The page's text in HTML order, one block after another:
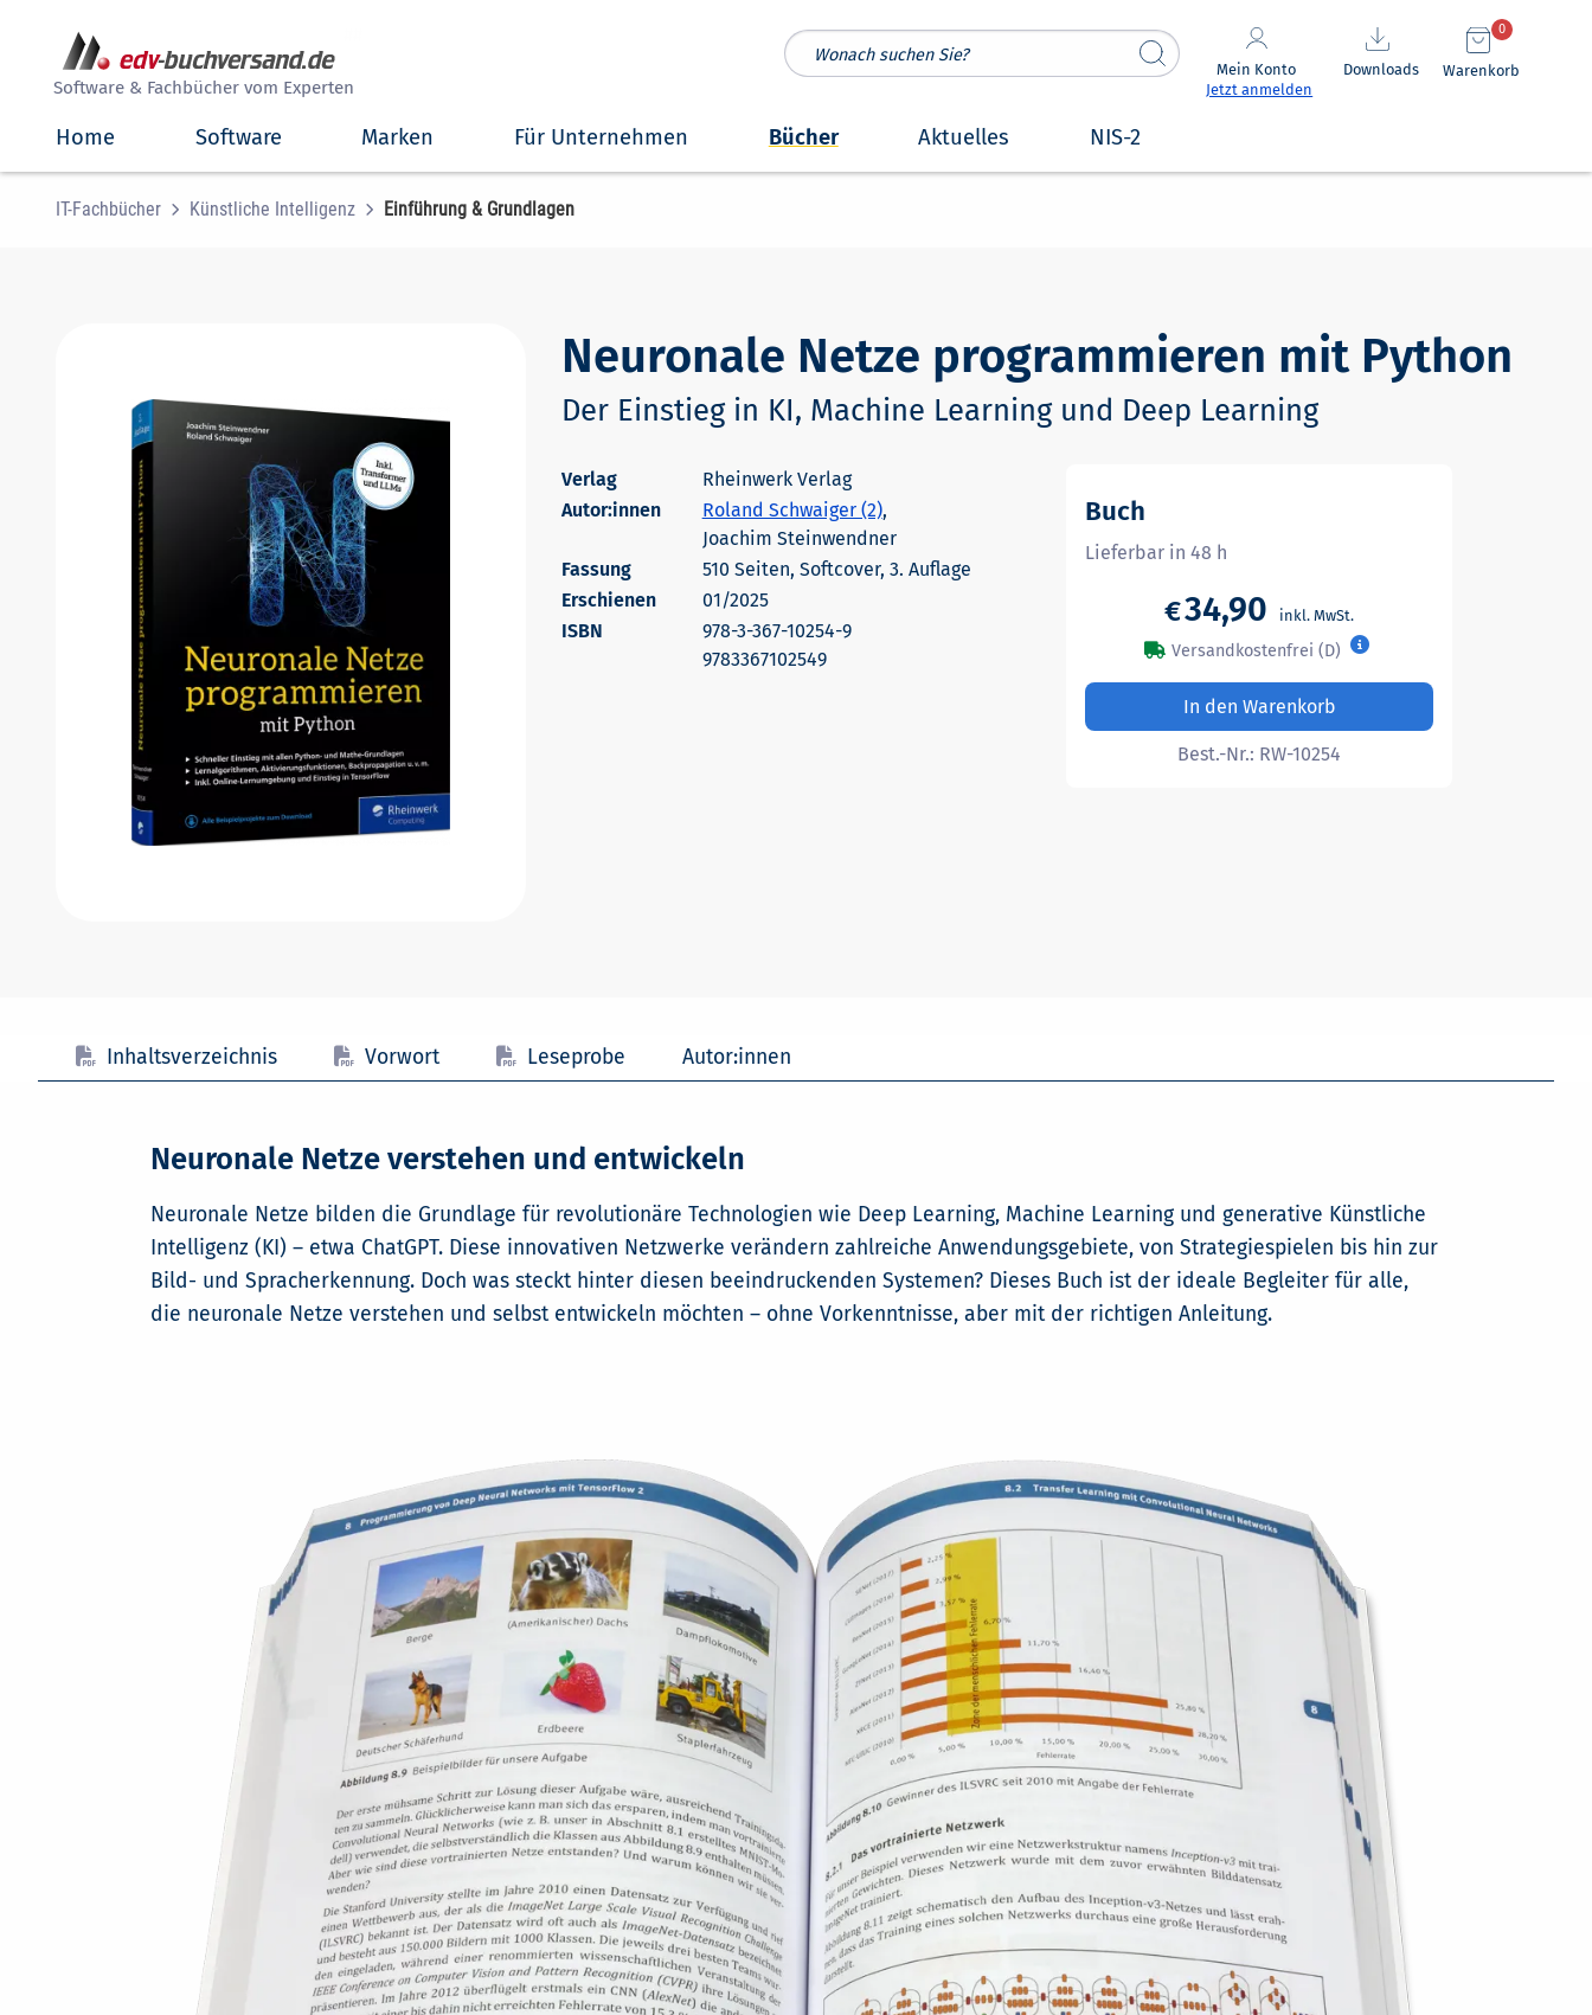
Software & Fachbücher vom Experten
Mein Konto
Jetzt anmelden
Downloads Warenkorb
0
Home Software Marken Für Unternehmen Bücher Aktuelles NIS-2
IT-Fachbücher Künstliche Intelligenz Einführung & Grundlagen
Neuronale Netze programmieren mit Python
Der Einstieg in KI, Machine Learning und Deep Learning
Rheinwerk Verlag
Autor:innen
Roland Schwaiger (2),
Joachim Steinwendner
510 Seiten, Softcover, 3. Auflage
Erschienen
01/2025
978-3-367-10254-9
9783367102549
Buch
Lieferbar in 48 h
€34,90
Versandkostenfrei (D)
In den Warenkorb
Best.-Nr.: RW-10254
Inhaltsverzeichnis Vorwort Leseprobe Autor:innen
Neuronale Netze verstehen und entwickeln
Neuronale Netze bilden die Grundlage für revolutionäre Technologien wie Deep Learning, Machine Learning und generative Künstliche
Intelligenz (KI) – etwa ChatGPT. Diese innovativen Netzwerke verändern zahlreiche Anwendungsgebiete, von Strategiespielen bis hin zur
Bild- und Spracherkennung. Doch was steckt hinter diesen beeindruckenden Systemen? Dieses Buch ist der ideale Begleiter für alle,
die neuronale Netze verstehen und selbst entwickeln möchten – ohne Vorkenntnisse, aber mit der richtigen Anleitung.